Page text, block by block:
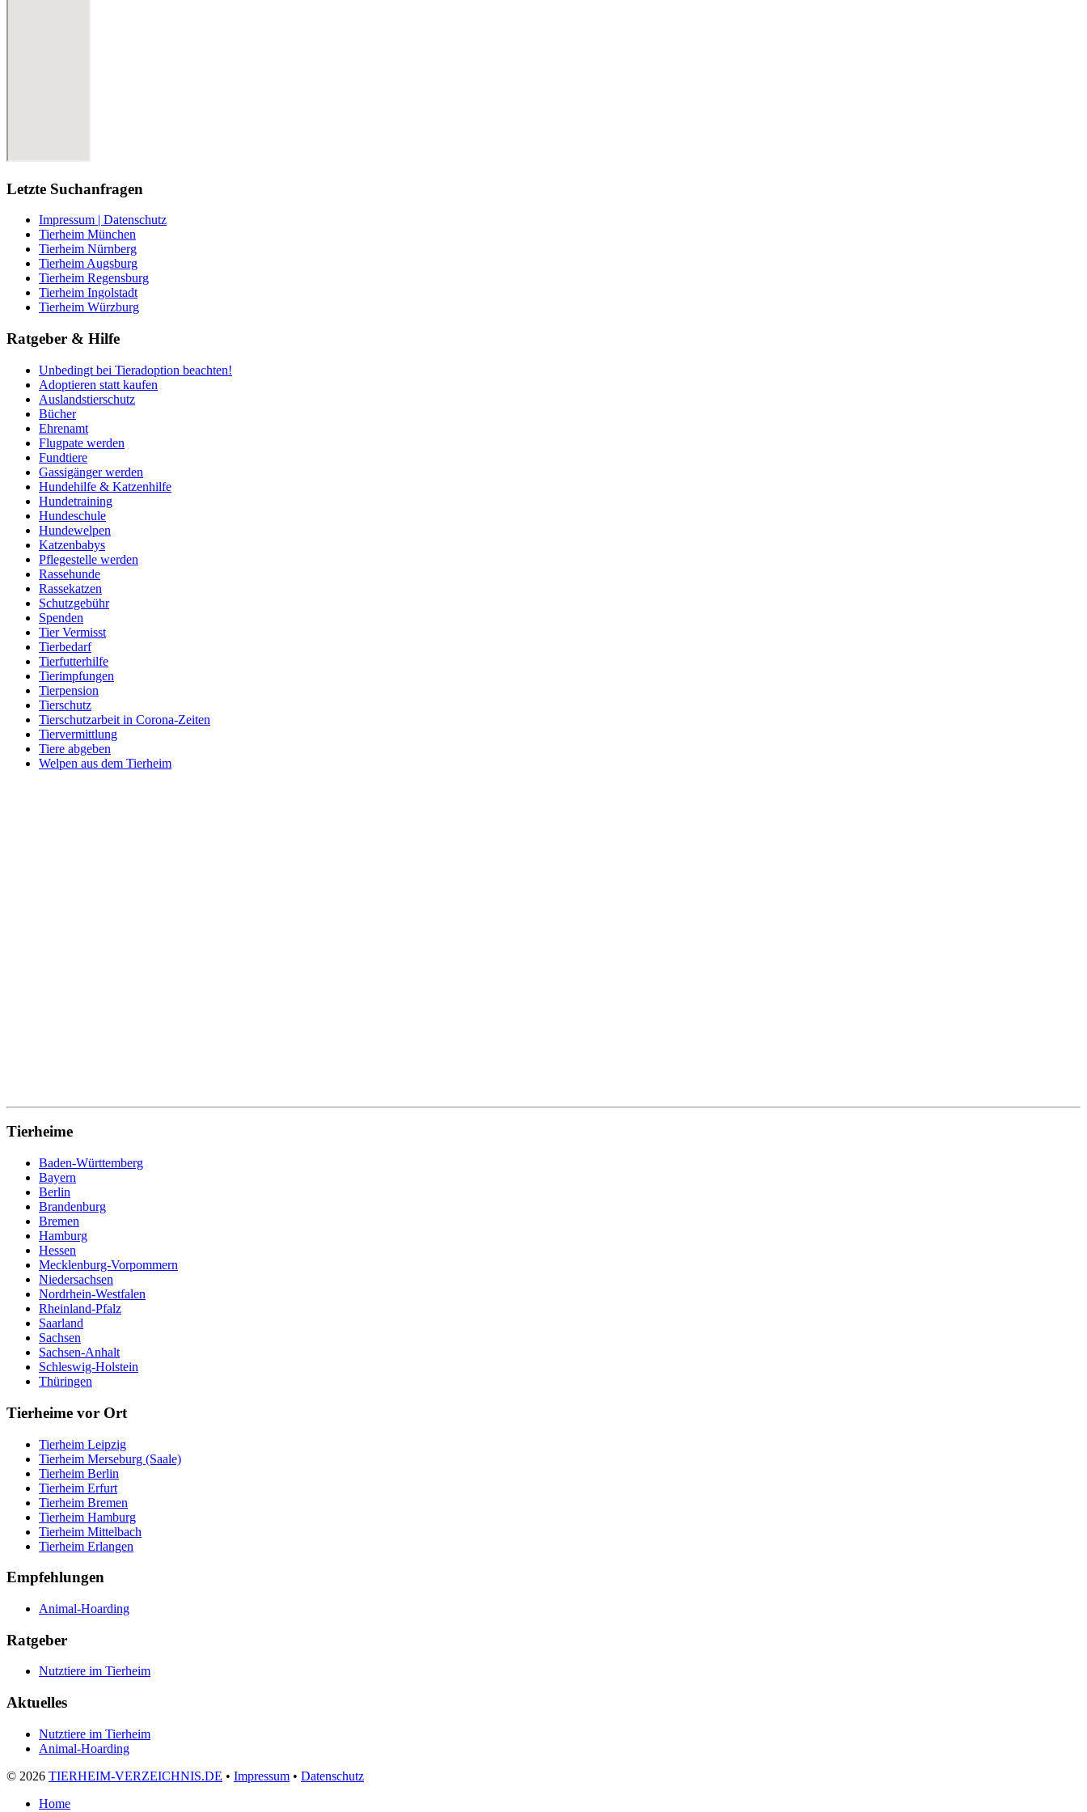
Letzte Suchanfragen
Impressum | Datenschutz
Tierheim München
Tierheim Nürnberg
Tierheim Augsburg
Tierheim Regensburg
Tierheim Ingolstadt
Tierheim Würzburg
Ratgeber & Hilfe
Unbedingt bei Tieradoption beachten!
Adoptieren statt kaufen
Auslandstierschutz
Bücher
Ehrenamt
Flugpate werden
Fundtiere
Gassigänger werden
Hundehilfe & Katzenhilfe
Hundetraining
Hundeschule
Hundewelpen
Katzenbabys
Pflegestelle werden
Rassehunde
Rassekatzen
Schutzgebühr
Spenden
Tier Vermisst
Tierbedarf
Tierfutterhilfe
Tierimpfungen
Tierpension
Tierschutz
Tierschutzarbeit in Corona-Zeiten
Tiervermittlung
Tiere abgeben
Welpen aus dem Tierheim
Tierheime
Baden-Württemberg
Bayern
Berlin
Brandenburg
Bremen
Hamburg
Hessen
Mecklenburg-Vorpommern
Niedersachsen
Nordrhein-Westfalen
Rheinland-Pfalz
Saarland
Sachsen
Sachsen-Anhalt
Schleswig-Holstein
Thüringen
Tierheime vor Ort
Tierheim Leipzig
Tierheim Merseburg (Saale)
Tierheim Berlin
Tierheim Erfurt
Tierheim Bremen
Tierheim Hamburg
Tierheim Mittelbach
Tierheim Erlangen
Empfehlungen
Animal-Hoarding
Ratgeber
Nutztiere im Tierheim
Aktuelles
Nutztiere im Tierheim
Animal-Hoarding
© 2026 TIERHEIM-VERZEICHNIS.DE • Impressum • Datenschutz
Home